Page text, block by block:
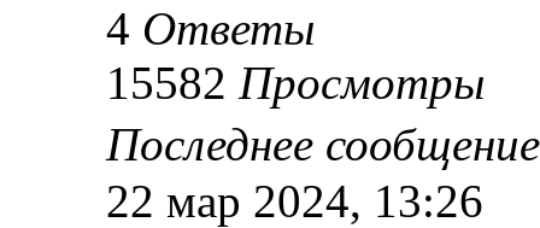
4 Ответы
15582 Просмотры
Последнее
22 мар 2024, 13:26